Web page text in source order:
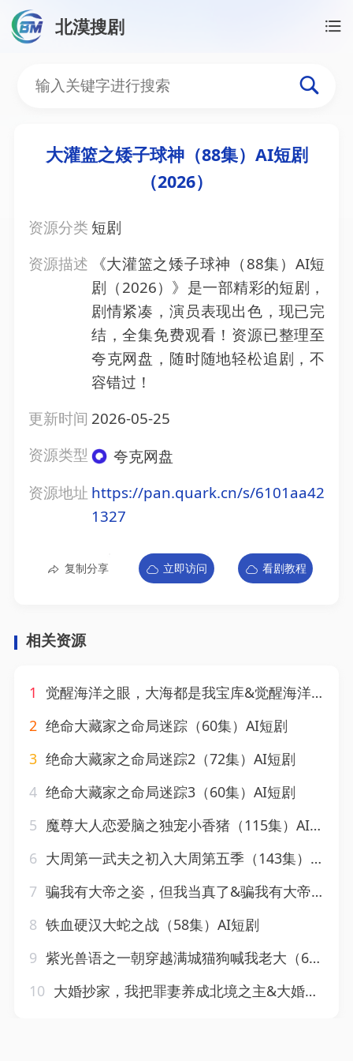
北漠搜剧
大灌篮之矮子球神（88
大灌篮之矮子球神（88集）AI短剧
（2026）
资源分类 短剧
资源描述
《大灌篮之矮子球神（88集）AI短
剧（2026）》是一部精彩的短剧，
剧情紧凑，演员表现出色，现已完
结，全集免费观看！资源已整理至
夸克网盘，随时随地轻松追剧，不
容错过！
更新时间 2026-05-25
资源类型
夸克网盘
资源地址 https://pan.quark.cn/s/6101aa42
1327
复制分享 立即访问 看剧教程
相关资源
1
觉醒海洋之眼，大海都是我宝库&觉醒海洋之眼大海都是我宝库（75集）AI短剧
2 绝命大藏家之命局迷踪（60集）AI短剧
3 绝命大藏家之命局迷踪2（72集）AI短剧
4 绝命大藏家之命局迷踪3（60集）AI短剧
5 魔尊大人恋爱脑之独宠小香猪（115集）AI短剧
6 大周第一武夫之初入大周第五季（143集）AI短剧
7 骗我有大帝之姿，但我当真了&骗我有大帝之姿但我当真了（70集）AI短剧
8 铁血硬汉大蛇之战（58集）AI短剧
9 紫光兽语之一朝穿越满城猫狗喊我老大（61集）AI短剧
10 大婚抄家，我把罪妻养成北境之主&大婚抄家我把罪妻养成北境之主（115集）AI短剧